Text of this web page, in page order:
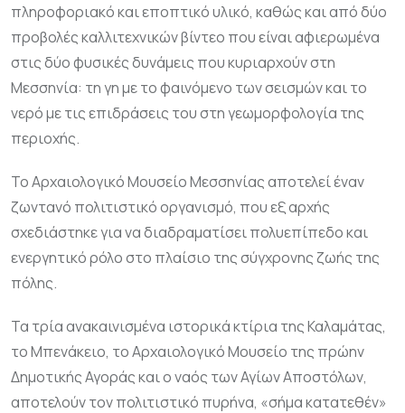
πληροφοριακό και εποπτικό υλικό, καθώς και από δύο
προβολές καλλιτεχνικών βίντεο που είναι αφιερωμένα
στις δύο φυσικές δυνάμεις που κυριαρχούν στη
Μεσσηνία: τη γη με το φαινόμενο των σεισμών και το
νερό με τις επιδράσεις του στη γεωμορφολογία της
περιοχής.
Το Αρχαιολογικό Μουσείο Μεσσηνίας αποτελεί έναν
ζωντανό πολιτιστικό οργανισμό, που εξ αρχής
σχεδιάστηκε για να διαδραματίσει πολυεπίπεδο και
ενεργητικό ρόλο στο πλαίσιο της σύγχρονης ζωής της
πόλης.
Τα τρία ανακαινισμένα ιστορικά κτίρια της Καλαμάτας,
το Μπενάκειο, το Αρχαιολογικό Μουσείο της πρώην
Δημοτικής Αγοράς και ο ναός των Αγίων Αποστόλων,
αποτελούν τον πολιτιστικό πυρήνα, «σήμα κατατεθέν»